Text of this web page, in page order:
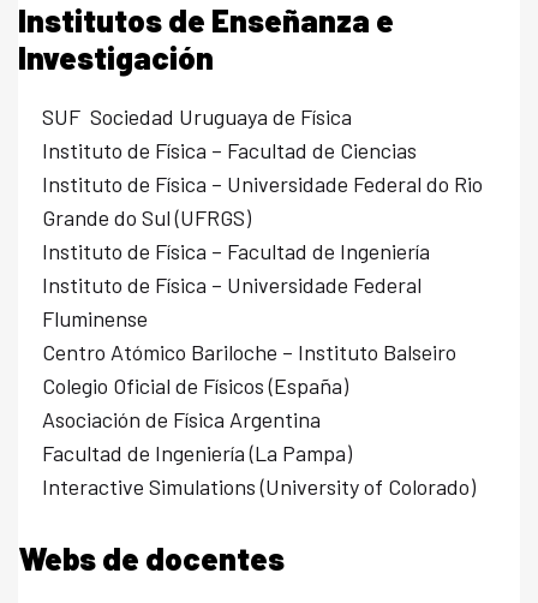
Institutos de Enseñanza e
Investigación
SUF Sociedad Uruguaya de Física
Instituto de Física – Facultad de Ciencias
Instituto de Física – Universidade Federal do Rio
Grande do Sul (UFRGS)
Instituto de Física – Facultad de Ingeniería
Instituto de Física – Universidade Federal
Fluminense
Centro Atómico Bariloche – Instituto Balseiro
Colegio Oficial de Físicos (España)
Asociación de Física Argentina
Facultad de Ingeniería (La Pampa)
Interactive Simulations (University of Colorado)
Webs de docentes